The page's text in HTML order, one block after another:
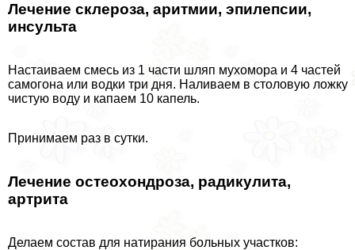
Лечение склероза, аритмии, эпилепсии,
инсульта
Настаиваем смесь из 1 части шляп мухомора и 4 частей
самогона или водки три дня. Наливаем в столовую ложку
чистую воду и капаем 10 капель.
Принимаем раз в сутки.
Лечение остеохондроза, радикулита,
артрита
Делаем состав для натирания больных участков: